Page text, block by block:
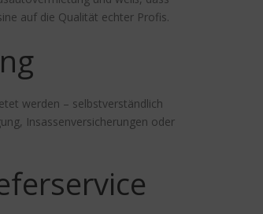
auf die Qualität echter Profis.
werden – selbstverständlich
Insassenversicherungen oder